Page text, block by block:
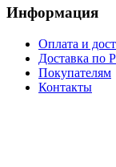
Информация
Оплата и
Доставка по
Покупателям
Контакты